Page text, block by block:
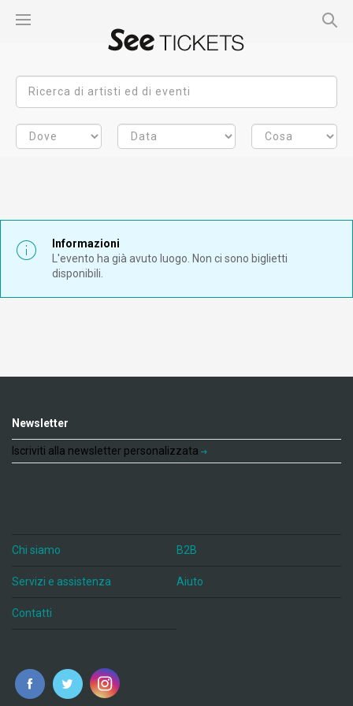
Informazioni
L'evento ha già avuto luogo. Non ci sono biglietti
disponibili.
Newsletter
Iscriviti alla newsletter personalizzata
Chi siamo B2B
Servizi e assistenza Aiuto
Contatti